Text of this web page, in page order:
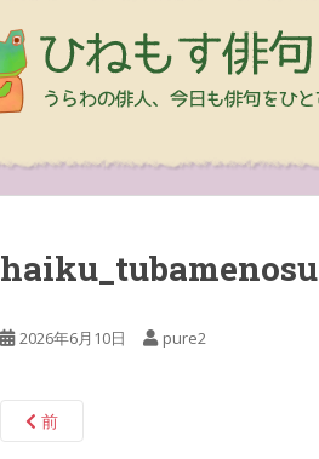
haiku_tubamenosu
2026年6月10日 pure2
前